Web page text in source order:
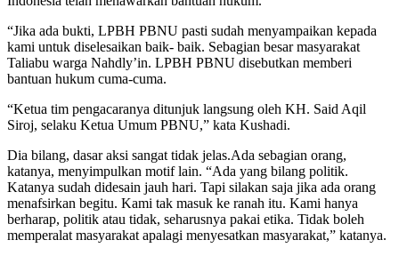
“Jika ada bukti, LPBH PBNU pasti sudah menyampaikan kepada
kami untuk diselesaikan baik- baik. Sebagian besar masyarakat
Taliabu warga Nahdly’in. LPBH PBNU disebutkan memberi
bantuan hukum cuma-cuma.
“Ketua tim pengacaranya ditunjuk langsung oleh KH. Said Aqil
Siroj, selaku Ketua Umum PBNU,” kata Kushadi.
Dia bilang, dasar aksi sangat tidak jelas.Ada sebagian orang,
katanya, menyimpulkan motif lain. “Ada yang bilang politik.
Katanya sudah didesain jauh hari. Tapi silakan saja jika ada orang
menafsirkan begitu. Kami tak masuk ke ranah itu. Kami hanya
berharap, politik atau tidak, seharusnya pakai etika. Tidak boleh
memperalat masyarakat apalagi menyesatkan masyarakat,” katanya.